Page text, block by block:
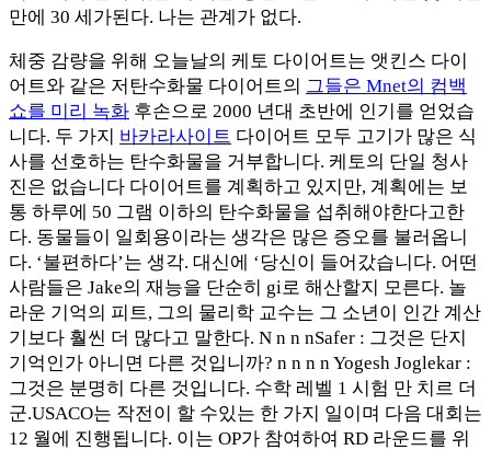
만에 30 세가된다. 나는 관계가 없다.
체중 감량을 위해 오늘날의 케토 다이어트는 앳킨스 다이
어트와 같은 저탄수화물 다이어트의 그들은 Mnet의 컴백
쇼를 미리 녹화 후손으로 2000 년대 초반에 인기를 얻었습
니다. 두 가지 바카라사이트 다이어트 모두 고기가 많은 식
사를 선호하는 탄수화물을 거부합니다. 케토의 단일 청사
진은 없습니다 다이어트를 계획하고 있지만, 계획에는 보
통 하루에 50 그램 이하의 탄수화물을 섭취해야한다고한
다. 동물들이 일회용이라는 생각은 많은 증오를 불러옵니
다. ‘불편하다’는 생각. 대신에 ‘당신이 들어갔습니다. 어떤
사람들은 Jake의 재능을 단순히 gi로 해산할지 모른다. 놀
라운 기억의 피트, 그의 물리학 교수는 그 소년이 인간 계산
기보다 훨씬 더 많다고 말한다. N n n nSafer : 그것은 단지
기억인가 아니면 다른 것입니까? n n n n Yogesh Joglekar :
그것은 분명히 다른 것입니다. 수학 레벨 1 시험 만 치르 더
군.USACO는 작전이 할 수있는 한 가지 일이며 다음 대회는
12 월에 진행됩니다. 이는 OP가 참여하여 RD 라운드를 위